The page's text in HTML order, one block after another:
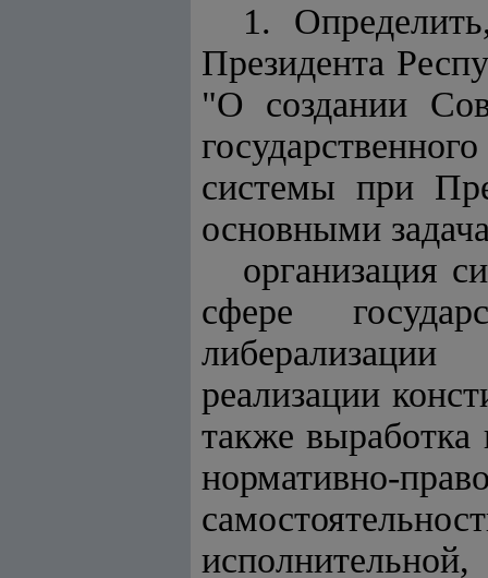
1.
Президента
"О создании
системы при
основными
организация
сфере
либерализации
реализации
также
нормативно-